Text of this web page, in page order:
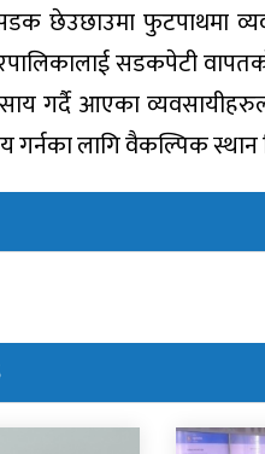
छेउछाउमा फुटपाथमा
सडकपेटी
गर्दै आएका
गर्नका लागि वैकल्पिक